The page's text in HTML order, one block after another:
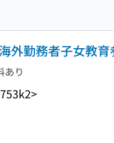
外勤務者子女教育
あり